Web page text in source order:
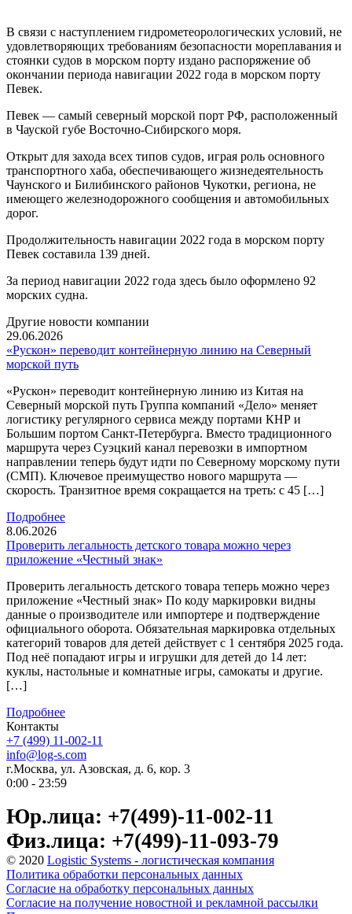
В связи с наступлением гидрометеорологических условий, не
удовлетворяющих требованиям безопасности мореплавания и
стоянки судов в морском порту издано распоряжение об
окончании периода навигации 2022 года в морском порту
Певек.
Певек — самый северный морской порт РФ, расположенный
в Чауской губе Восточно-Сибирского моря.
Открыт для захода всех типов судов, играя роль основного
транспортного хаба, обеспечивающего жизнедеятельность
Чаунского и Билибинского районов Чукотки, региона, не
имеющего железнодорожного сообщения и автомобильных
дорог.
Продолжительность навигации 2022 года в морском порту
Певек составила 139 дней.
За период навигации 2022 года здесь было оформлено 92
морских судна.
Другие новости компании
29.06.2026
«Рускон» переводит контейнерную линию на Северный
морской путь
«Рускон» переводит контейнерную линию из Китая на
Северный морской путь Группа компаний «Дело» меняет
логистику регулярного сервиса между портами КНР и
Большим портом Санкт-Петербурга. Вместо традиционного
маршрута через Суэцкий канал перевозки в импортном
направлении теперь будут идти по Северному морскому пути
(СМП). Ключевое преимущество нового маршрута —
скорость. Транзитное время сокращается на треть: с 45 […]
Подробнее
8.06.2026
Проверить легальность детского товара можно через
приложение «Честный знак»
Проверить легальность детского товара теперь можно через
приложение «Честный знак» По коду маркировки видны
данные о производителе или импортере и подтверждение
официального оборота. Обязательная маркировка отдельных
категорий товаров для детей действует с 1 сентября 2025 года.
Под неё попадают игры и игрушки для детей до 14 лет:
куклы, настольные и комнатные игры, самокаты и другие.
[…]
Подробнее
Контакты
+7 (499) 11-002-11
info@log-s.com
г.Москва, ул. Азовская, д. 6, кор. 3
0:00 - 23:59
Юр.лица: +7(499)-11-002-11
Физ.лица: +7(499)-11-093-79
© 2020 Logistic Systems - логистическая компания
Политика обработки персональных данных
Согласие на обработку персональных данных
Согласие на получение новостной и рекламной рассылки